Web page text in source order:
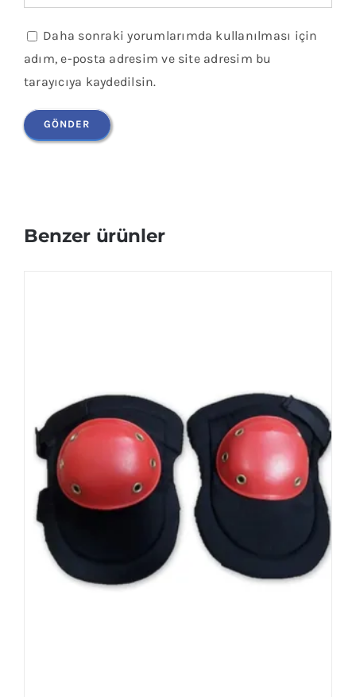
Daha sonraki yorumlarımda kullanılması için
adım, e-posta adresim ve site adresim bu
tarayıcıya kaydedilsin.
Benzer ürünler